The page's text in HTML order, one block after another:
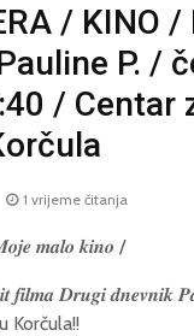
/ KINO /
P. /
/ Centar
1 vrijeme čitanja
𝒎𝒂𝒍𝒐 𝒌𝒊𝒏𝒐 /
𝒇𝒊𝒍𝒎𝒂 𝑫𝒓𝒖𝒈𝒊 𝒅𝒏𝒆𝒗𝒏𝒊𝒌
Korčula!!